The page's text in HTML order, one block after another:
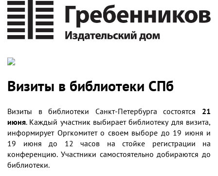
Визиты в библиотеки СПб
Визиты в библиотеки Санкт-Петербурга состоятся 21
июня. Каждый участник выбирает библиотеку для визита,
информирует Оргкомитет о своем выборе до 19 июня и
19 июня до 12 часов на стойке регистрации на
конференцию. Участники самостоятельно добираются до
библиотеки.